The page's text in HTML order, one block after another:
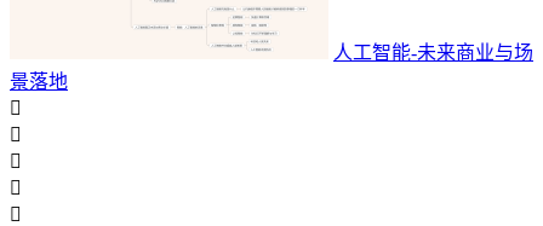
人工智能-未来商业与场
景落地




